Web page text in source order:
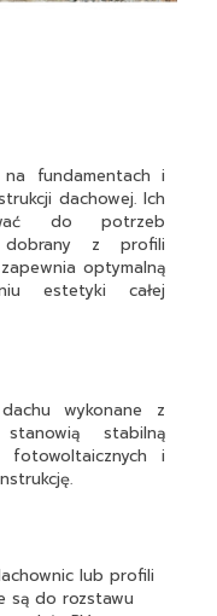
fundamentach i
dachowej. Ich
do potrzeb
z profili
optymalną
estetyki całej
wykonane z
stabilną
i
lub profili
są do rozstawu